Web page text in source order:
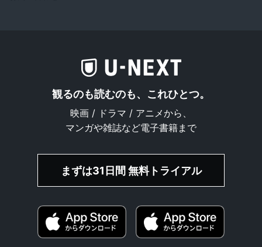
観るのも読むのも、これひとつ。
映画 / ドラマ / アニメから、
マンガや雑誌など電子書籍まで
まずは31日間 無料トライアル